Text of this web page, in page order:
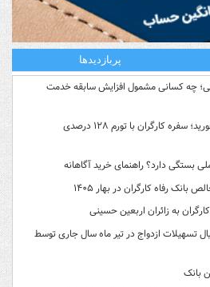
پربازدیدها
چه کسانی مشمول افزایش سابقه خدمت
فریبِ «کاهش شتاب تورم» را نخورید؛ سفره کارگران با تورم ۱۲۸ درصدی
بستگی دارد؟ راهنمای خرید آگاهانه
به زائران اربعین حسینی
۱۲,۰۰۰ میلیارد ریال تسهیلات ازدواج در تیر ماه سال جاری توسط
بانک